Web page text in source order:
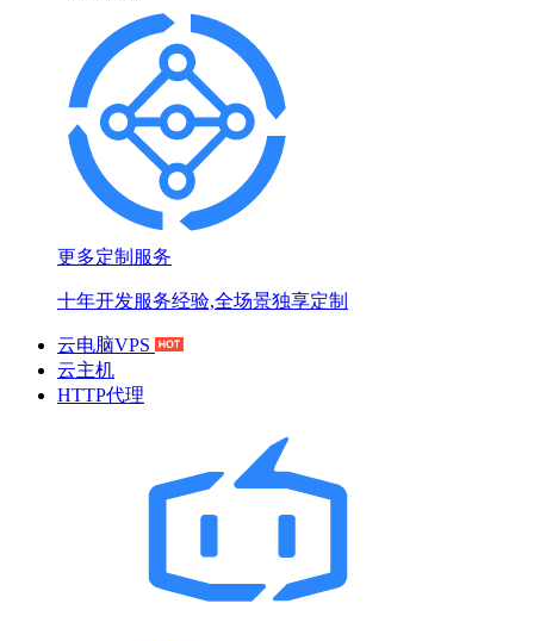
更多定制服务
十年开发服务经验,全场景独享定制
云电脑VPS
云主机
HTTP代理